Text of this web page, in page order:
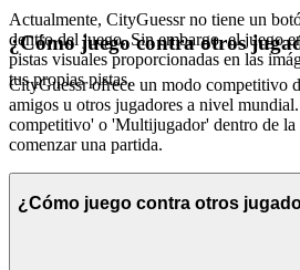
Actualmente, CityGuessr no tiene un
dentro del juego. Sin embargo, el juego
pistas visuales proporcionadas en las
tus propias pistas.
¿Cómo juego contra otros
CityGuessr ofrece un modo competitivo
amigos u otros jugadores a nivel
competitivo' o 'Multijugador' dentro de la
comenzar una partida.
¿Cómo juego contra otros